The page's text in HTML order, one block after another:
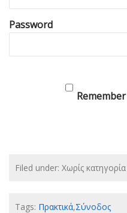
Password
Filed under: Χωρίς κατηγορία
Tags: Πρακτικά,Σύνοδος